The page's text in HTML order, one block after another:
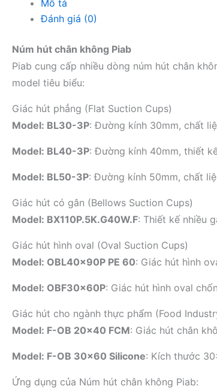
Mô tả
Đánh giá (0)
Núm hút chân không Piab
Piab cung cấp nhiều dòng núm hút chân
model tiêu biểu:
Giác hút phẳng (Flat Suction Cups)
Model: BL30-3P: Đường kính 30mm, chất
Model: BL40-3P: Đường kính 40mm, thiết
Model: BL50-3P: Đường kính 50mm, chất
Giác hút có gân (Bellows Suction Cups)
Model: BX110P.5K.G40W.F: Thiết kế nhiều
Giác hút hình oval (Oval Suction Cups)
Model: OBL40x90P PE 60: Giác hút hình
Model: OBF30x60P: Giác hút hình oval
Giác hút cho ngành thực phẩm (Food
Model: F-OB 20×40 FCM: Giác hút chân
Model: F-OB 30×60 Silicone: Kích thước
Ứng dụng của Núm hút chân không Piab: